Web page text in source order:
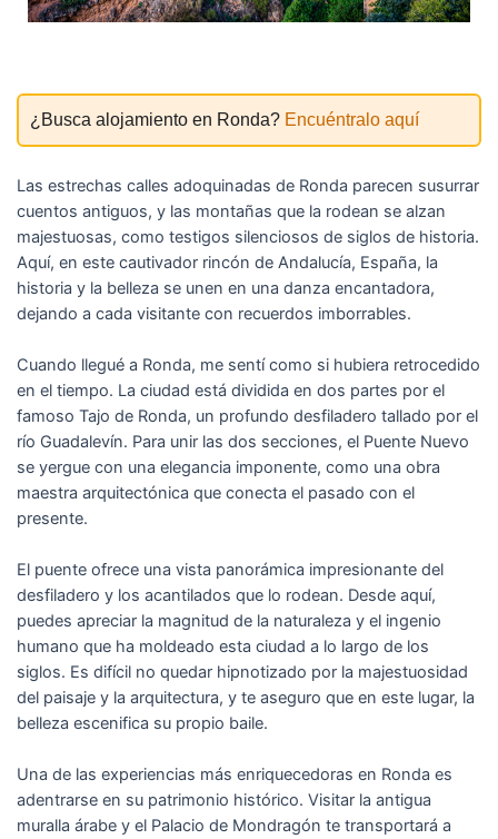
¿Busca alojamiento en Ronda? Encuéntralo aquí
Las estrechas calles adoquinadas de Ronda parecen susurrar
cuentos antiguos, y las montañas que la rodean se alzan
majestuosas, como testigos silenciosos de siglos de historia.
Aquí, en este cautivador rincón de Andalucía, España, la
historia y la belleza se unen en una danza encantadora,
dejando a cada visitante con recuerdos imborrables.
Cuando llegué a Ronda, me sentí como si hubiera retrocedido
en el tiempo. La ciudad está dividida en dos partes por el
famoso Tajo de Ronda, un profundo desfiladero tallado por el
río Guadalevín. Para unir las dos secciones, el Puente Nuevo
se yergue con una elegancia imponente, como una obra
maestra arquitectónica que conecta el pasado con el
presente.
El puente ofrece una vista panorámica impresionante del
desfiladero y los acantilados que lo rodean. Desde aquí,
puedes apreciar la magnitud de la naturaleza y el ingenio
humano que ha moldeado esta ciudad a lo largo de los
siglos. Es difícil no quedar hipnotizado por la majestuosidad
del paisaje y la arquitectura, y te aseguro que en este lugar, la
belleza escenifica su propio baile.
Una de las experiencias más enriquecedoras en Ronda es
adentrarse en su patrimonio histórico. Visitar la antigua
muralla árabe y el Palacio de Mondragón te transportará a